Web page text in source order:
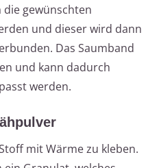
die gewünschten
und dieser wird dann
Das Saumband
und kann dadurch
werden.
mit Wärme zu kleben.